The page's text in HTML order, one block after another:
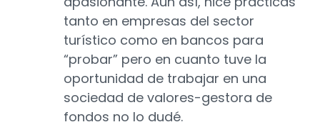
tanto en empresas del sector
turístico como en bancos para
“probar” pero en cuanto tuve la
oportunidad de trabajar en una
sociedad de valores-gestora de
fondos no lo dudé.